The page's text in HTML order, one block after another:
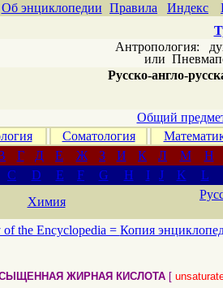
Об энциклопедии Правила Индекс
Антропология:
или
Русско-англо-
Общий
Соматология
Г Д Е Ж З И К Л М
Н
C D E F G H I J K
L
Химия
of the Encyclopedia = Копия
ЖИРНАЯ КИСЛОТА [